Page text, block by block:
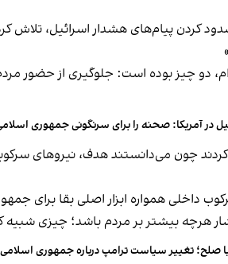
کردن پیام‌های هشدار اسرائیل، تلاش
چیز بوده است: جلوگیری از حضور
در آمریکا: صحنه را برای سرنگونی جمهوری
کردند چون می‌دانستند هدف، نیروهای
داخلی همواره ابزار اصلی بقا برای
هرچه بیشتر بر مردم باشد؛ چیزی شبیه
صلح؛ تغییر سیاست ترامپ درباره جمهوری اسلامی